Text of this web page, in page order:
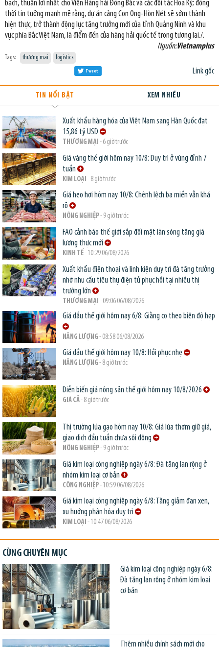
bạch, thuận lợi nhất cho Viện Hàng hải Đông Bắc và các đối tác Hoa Kỳ; đồng
thời tin tưởng mạnh mẽ rằng, dự án cảng Con Ong-Hòn Nét sẽ sớm thành
hiện thực, trở thành động lực tăng trưởng mới của tỉnh Quảng Ninh và khu
vực phía Bắc Việt Nam, là điểm đến của hàng hải quốc tế trong tương lai./.
Nguồn:Vietnamplus
Tags: thương mai logistics
Link gốc
Tweet
TIN NỔI BẬT XEM NHIỀU
Xuất khẩu hàng hóa của Việt Nam sang Hàn Quốc đạt
15,86 tỷ USD
THƯƠNG MẠI - 6 giờ trước
Giá vàng thế giới hôm nay 10/8: Duy trì ở vùng đỉnh 7
tuần
KIM LOẠI - 8 giờ trước
Giá heo hơi hôm nay 10/8: Chênh lệch ba miền vẫn khá
rõ
NÔNG NGHIỆP- 9 giờ trước
FAO cảnh báo thế giới sắp đối mặt làn sóng tăng giá
lương thực mới
KINH TẾ- 10:29 06/08/2026
Xuất khẩu điện thoại và linh kiện duy trì đà tăng trưởng
nhờ nhu cầu tiêu thụ điện tử phục hồi tại nhiều thị
trường lớn
THƯƠNG MẠI - 09:06 06/08/2026
Giá dầu thế giới hôm nay 6/8: Giằng co theo biên độ hẹp
NĂNG LƯỢNG - 08:58 06/08/2026
Giá dầu thế giới hôm nay 10/8: Hồi phục nhẹ
NĂNG LƯỢNG - 8 giờ trước
Diễn biến giá nông sản thế giới hôm nay 10/8/2026
GIÁ CẢ- 8 giờ trước
Thị trường lúa gạo hôm nay 10/8: Giá lúa thơm giữ giá,
giao dịch đầu tuần chưa sôi động
NÔNG NGHIỆP- 9 giờ trước
Giá kim loại công nghiệp ngày 6/8: Đà tăng lan rộng ở
nhóm kim loại cơ bản
CÔNG NGHIỆP- 10:59 06/08/2026
Giá kim loại công nghiệp ngày 6/8: Tăng giảm đan xen,
xu hướng phân hóa duy trì
KIM LOẠI - 10:47 06/08/2026
CÙNG CHUYÊN MỤC
Giá kim loại công nghiệp ngày 6/8:
Đà tăng lan rộng ở nhóm kim loại
cơ bản
Thêm nhiều chính sách mới cho